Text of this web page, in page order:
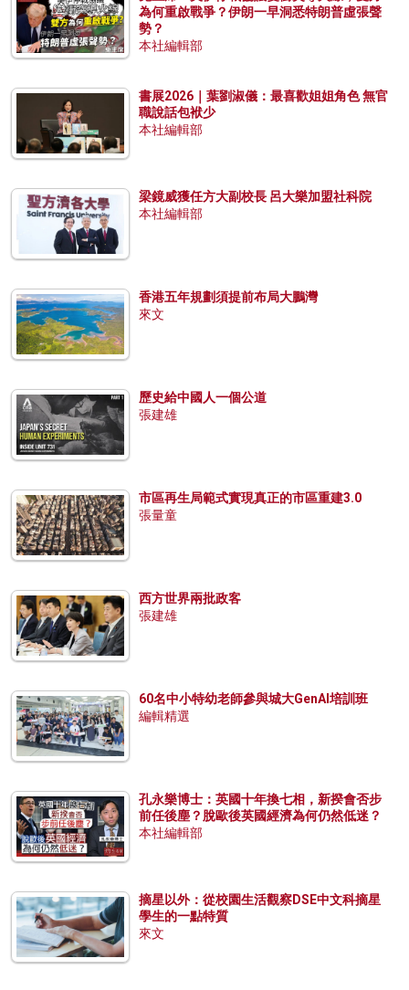
為何重啟戰爭？伊朗一早洞悉特朗普虛張聲
勢？
本社編輯部
書展2026｜葉劉淑儀：最喜歡姐姐角色 無官
職說話包袱少
本社編輯部
梁鏡威獲任方大副校長 呂大樂加盟社科院
本社編輯部
香港五年規劃須提前布局大鵬灣
來文
歷史給中國人一個公道
張建雄
市區再生局範式實現真正的市區重建3.0
張量童
西方世界兩批政客
張建雄
60名中小特幼老師參與城大GenAI培訓班
編輯精選
孔永樂博士：英國十年換七相，新揆會否步
前任後塵？脫歐後英國經濟為何仍然低迷？
本社編輯部
摘星以外：從校園生活觀察DSE中文科摘星
學生的一點特質
來文